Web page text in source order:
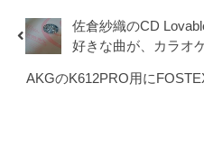
佐倉紗織のCD
好きな曲が、カラオ
AKGのK612PRO用に